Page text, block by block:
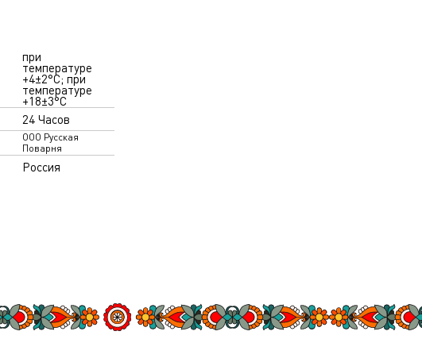
при
температуре
+4±2°С; при
температуре
+18±3°С
24 Часов
ООО Русская
Поварня
Россия